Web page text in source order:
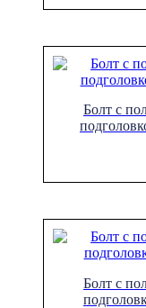
Болт с
Болт с